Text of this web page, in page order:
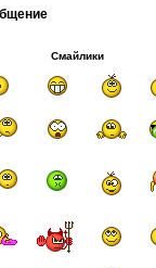
Смайлики